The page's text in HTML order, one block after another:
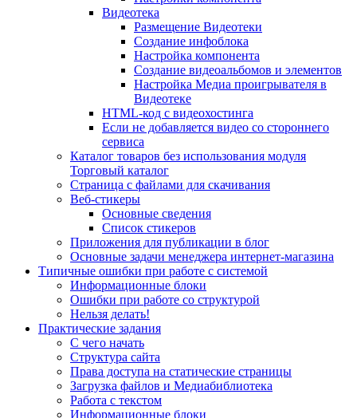
Видеотека
Размещение Видеотеки
Создание инфоблока
Настройка компонента
Создание видеоальбомов и элементов
Настройка Медиа проигрывателя в
Видеотеке
HTML-код с видеохостинга
Если не добавляется видео со стороннего
сервиса
Каталог товаров без использования модуля
Торговый каталог
Страница с файлами для скачивания
Веб-стикеры
Основные сведения
Список стикеров
Приложения для публикации в блог
Основные задачи менеджера интернет-магазина
Типичные ошибки при работе с системой
Информационные блоки
Ошибки при работе со структурой
Нельзя делать!
Практические задания
С чего начать
Структура сайта
Права доступа на статические страницы
Загрузка файлов и Медиабиблиотека
Работа с текстом
Информационные блоки